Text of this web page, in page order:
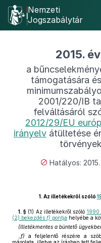
Nemzeti
Jogszabálytár
2015.
a
támogatására
2001/220/IB
felváltásáról
2012/29/EU
irányelv átültetése
Hatályos: 2015.
1. Az illetékekről szóló
1. § (1) Az illetékekről szóló
(2) bekezdés f) pontja helyébe a
(Illetékmentes a büntető
f) a feljelentő részére a